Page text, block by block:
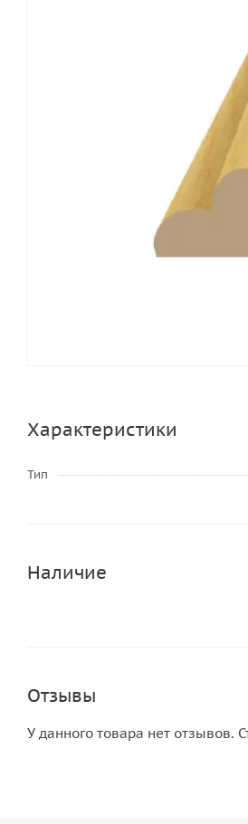
Характеристики
Тип
Наличие
Отзывы
У данного товара нет отзывов.